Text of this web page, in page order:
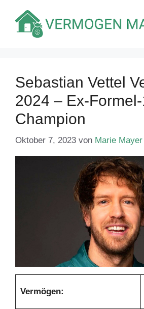
Inhalt
springen
Sebastian Vettel
2024 – Ex-
Champion
Oktober 7, 2023 von Marie Mayer
Vermögen: